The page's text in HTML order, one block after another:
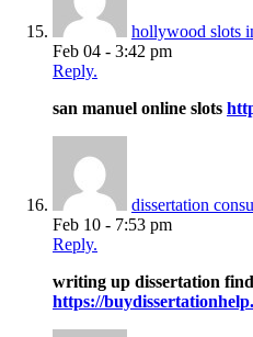
hollywood slots
Feb 04 - 3:42 pm
Reply.
san manuel online slots
dissertation
Feb 10 - 7:53 pm
Reply.
writing up dissertation
https://